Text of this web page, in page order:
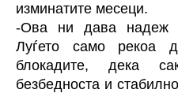
изминатите месеци.
-Ова ни дава надеж
Луѓето само рекоа
блокадите, дека
безбедноста и